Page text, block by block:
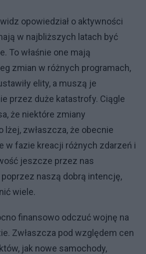
opowiedział o aktywności
w najbliższych latach być
To właśnie one mają
zmian w różnych programach,
elity, a muszą je
przez duże katastrofy. Ciągle
że niektóre zmiany
lżej, zwłaszcza, że obecnie
w fazie kreacji różnych zdarzeń i
jeszcze przez nas
poprzez naszą dobrą intencję,
wiele.
finansowo odczuć wojnę na
Zwłaszcza pod względem cen
jak nowe samochody,